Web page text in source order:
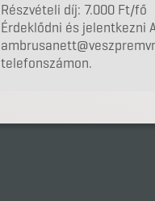
Részvételi díj: 7.000 Ft/fő
Érdeklődni és jelentkezni
telefonszámon.